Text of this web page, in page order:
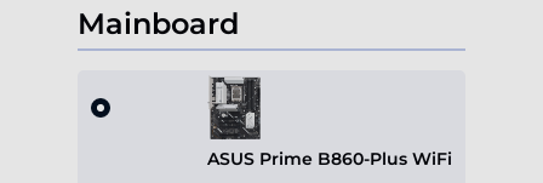
Mainboard
ASUS Prime B860-Plus WiFi